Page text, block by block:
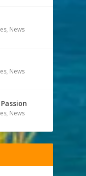
, News
, News
, News